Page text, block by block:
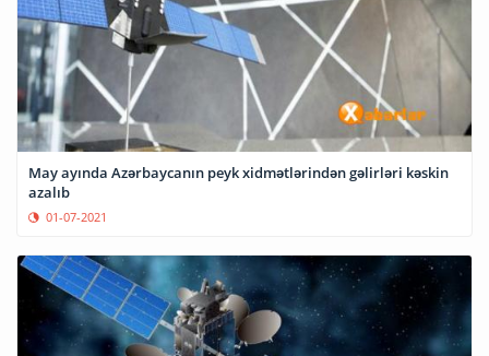
May ayında Azərbaycanın peyk xidmətlərindən gəlirləri kəskin
azalıb
01-07-2021